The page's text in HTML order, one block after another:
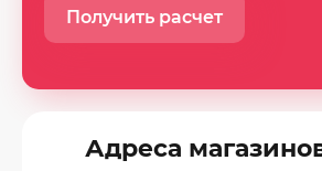
Адреса
Получить расчет